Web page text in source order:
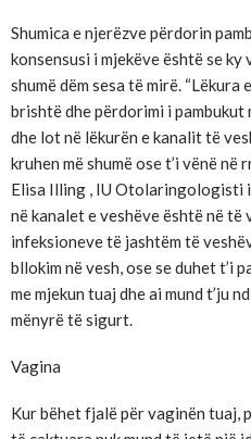
Shumica e njerëzve përdorin
konsensusi i mjekëve është se ky
shumë dëm sesa të mirë.
brishtë dhe përdorimi i
dhe lot në lëkurën e kanalit të
kruhen më shumë ose t’i vënë në
Elisa Illing , IU Otolaringologisti
në kanalet e veshëve është në
infeksioneve të jashtëm të
bllokim në vesh, ose se duhet t’i
me mjekun tuaj dhe ai mund t’ju
mënyrë të sigurt.
Vagina
Kur bëhet fjalë për vaginën tuaj,